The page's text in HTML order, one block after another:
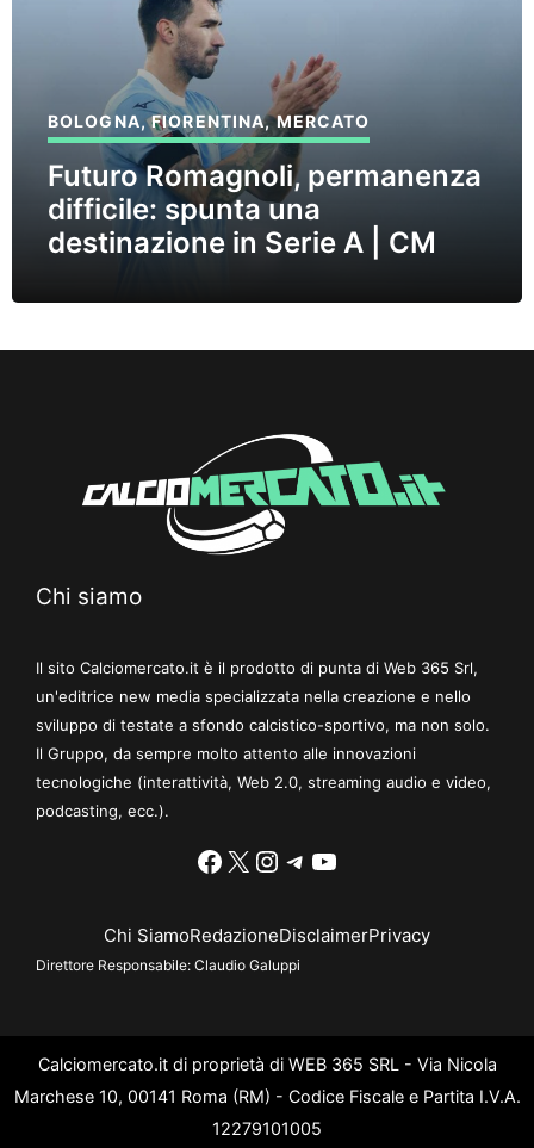
BOLOGNA,FIORENTINA,MERCATO
Futuro Romagnoli, permanenza
difficile: spunta una
destinazione in Serie A | CM
Chi siamo
Il sito Calciomercato.it è il prodotto di punta di Web 365 Srl,
un'editrice new media specializzata nella creazione e nello
sviluppo di testate a sfondo calcistico-sportivo, ma non solo.
Il Gruppo, da sempre molto attento alle innovazioni
tecnologiche (interattività, Web 2.0, streaming audio e video,
podcasting, ecc.).
Facebook
X Instagram
Telegram
YouTube
Chi SiamoRedazioneDisclaimerPrivacy
Direttore Responsabile: Claudio Galuppi
Calciomercato.it di proprietà di WEB 365 SRL - Via Nicola
Marchese 10, 00141 Roma (RM) - Codice Fiscale e Partita I.V.A.
12279101005